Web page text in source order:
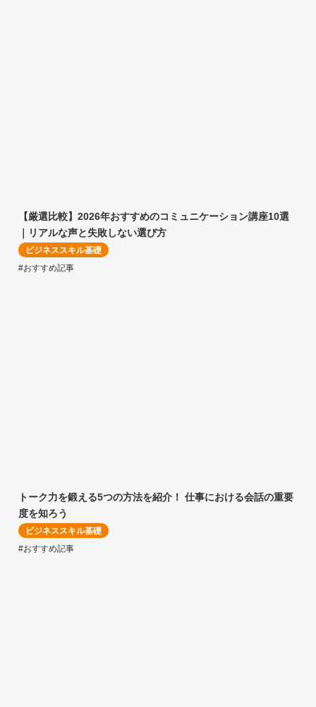
【厳選比較】2026年おすすめのコミュニケーション講座10選
｜リアルな声と失敗しない選び方
ビジネススキル基礎
#おすすめ記事
トーク力を鍛える5つの方法を紹介！ 仕事における会話の重要
度を知ろう
ビジネススキル基礎
#おすすめ記事